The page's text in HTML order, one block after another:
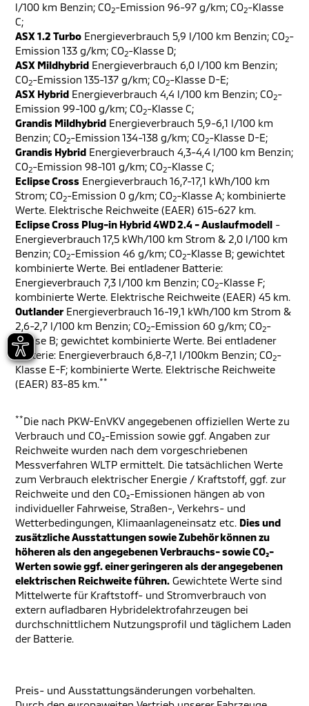
l/100 km Benzin; CO2-Emission 96-97 g/km; CO2-Klasse
C;
ASX 1.2 Turbo Energieverbrauch 5,9 l/100 km Benzin; CO2-
Emission 133 g/km; CO2-Klasse D;
ASX Mildhybrid Energieverbrauch 6,0 l/100 km Benzin;
CO2-Emission 135-137 g/km; CO2-Klasse D-E;
ASX Hybrid Energieverbrauch 4,4 l/100 km Benzin; CO2-
Emission 99-100 g/km; CO2-Klasse C;
Grandis Mildhybrid Energieverbrauch 5,9-6,1 l/100 km
Benzin; CO2-Emission 134-138 g/km; CO2-Klasse D-E;
Grandis Hybrid Energieverbrauch 4,3-4,4 l/100 km Benzin;
CO2-Emission 98-101 g/km; CO2-Klasse C;
Eclipse Cross Energieverbrauch 16,7-17,1 kWh/100 km
Strom; CO2-Emission 0 g/km; CO2-Klasse A; kombinierte
Werte. Elektrische Reichweite (EAER) 615-627 km.
Eclipse Cross Plug-in Hybrid 4WD 2.4 - Auslaufmodell -
Energieverbrauch 17,5 kWh/100 km Strom & 2,0 l/100 km
Benzin; CO2-Emission 46 g/km; CO2-Klasse B; gewichtet
kombinierte Werte. Bei entladener Batterie:
Energieverbrauch 7,3 l/100 km Benzin; CO2-Klasse F;
kombinierte Werte. Elektrische Reichweite (EAER) 45 km.
Outlander Energieverbrauch 16-19,1 kWh/100 km Strom &
2,6-2,7 l/100 km Benzin; CO2-Emission 60 g/km; CO2-
Klasse B; gewichtet kombinierte Werte. Bei entladener
Batterie: Energieverbrauch 6,8-7,1 l/100km Benzin; CO2-
Klasse E-F; kombinierte Werte. Elektrische Reichweite
(EAER) 83-85 km.**
**Die nach PKW-EnVKV angegebenen offiziellen Werte zu
Verbrauch und CO₂-Emission sowie ggf. Angaben zur
Reichweite wurden nach dem vorgeschriebenen
Messverfahren WLTP ermittelt. Die tatsächlichen Werte
zum Verbrauch elektrischer Energie / Kraftstoff, ggf. zur
Reichweite und den CO₂-Emissionen hängen ab von
individueller Fahrweise, Straßen-, Verkehrs- und
Wetterbedingungen, Klimaanlageneinsatz etc. Dies und
zusätzliche Ausstattungen sowie Zubehör können zu
höheren als den angegebenen Verbrauchs- sowie CO₂-
Werten sowie ggf. einer geringeren als der angegebenen
elektrischen Reichweite führen. Gewichtete Werte sind
Mittelwerte für Kraftstoff- und Stromverbrauch von
extern aufladbaren Hybridelektrofahrzeugen bei
durchschnittlichem Nutzungsprofil und täglichem Laden
der Batterie.
Preis- und Ausstattungsänderungen vorbehalten.